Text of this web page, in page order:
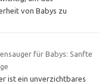
von Babys zu
für Babys: Sanfte
ist ein unverzichtbares